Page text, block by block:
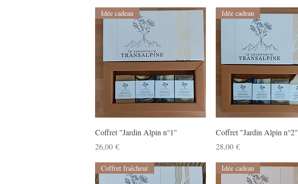
Aperçu rapide
Idée cadeau
Coffret "Jardin Alpin n°1"
Prix
26,00 €
Aperçu rapide
Idée cadeau
Coffret "Jardin Alpin n°2"
Prix
28,00 €
Coffret fraîcheur Idée cadeau